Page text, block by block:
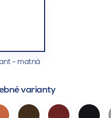
- matná
varianty